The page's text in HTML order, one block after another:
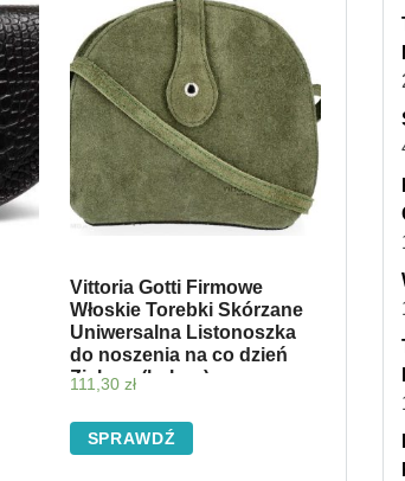
Vittoria Gotti Firmowe
Włoskie Torebki Skórzane
Uniwersalna Listonoszka
do noszenia na co dzień
Zielona (kolory)
111,30zł
SPRAWDŹ